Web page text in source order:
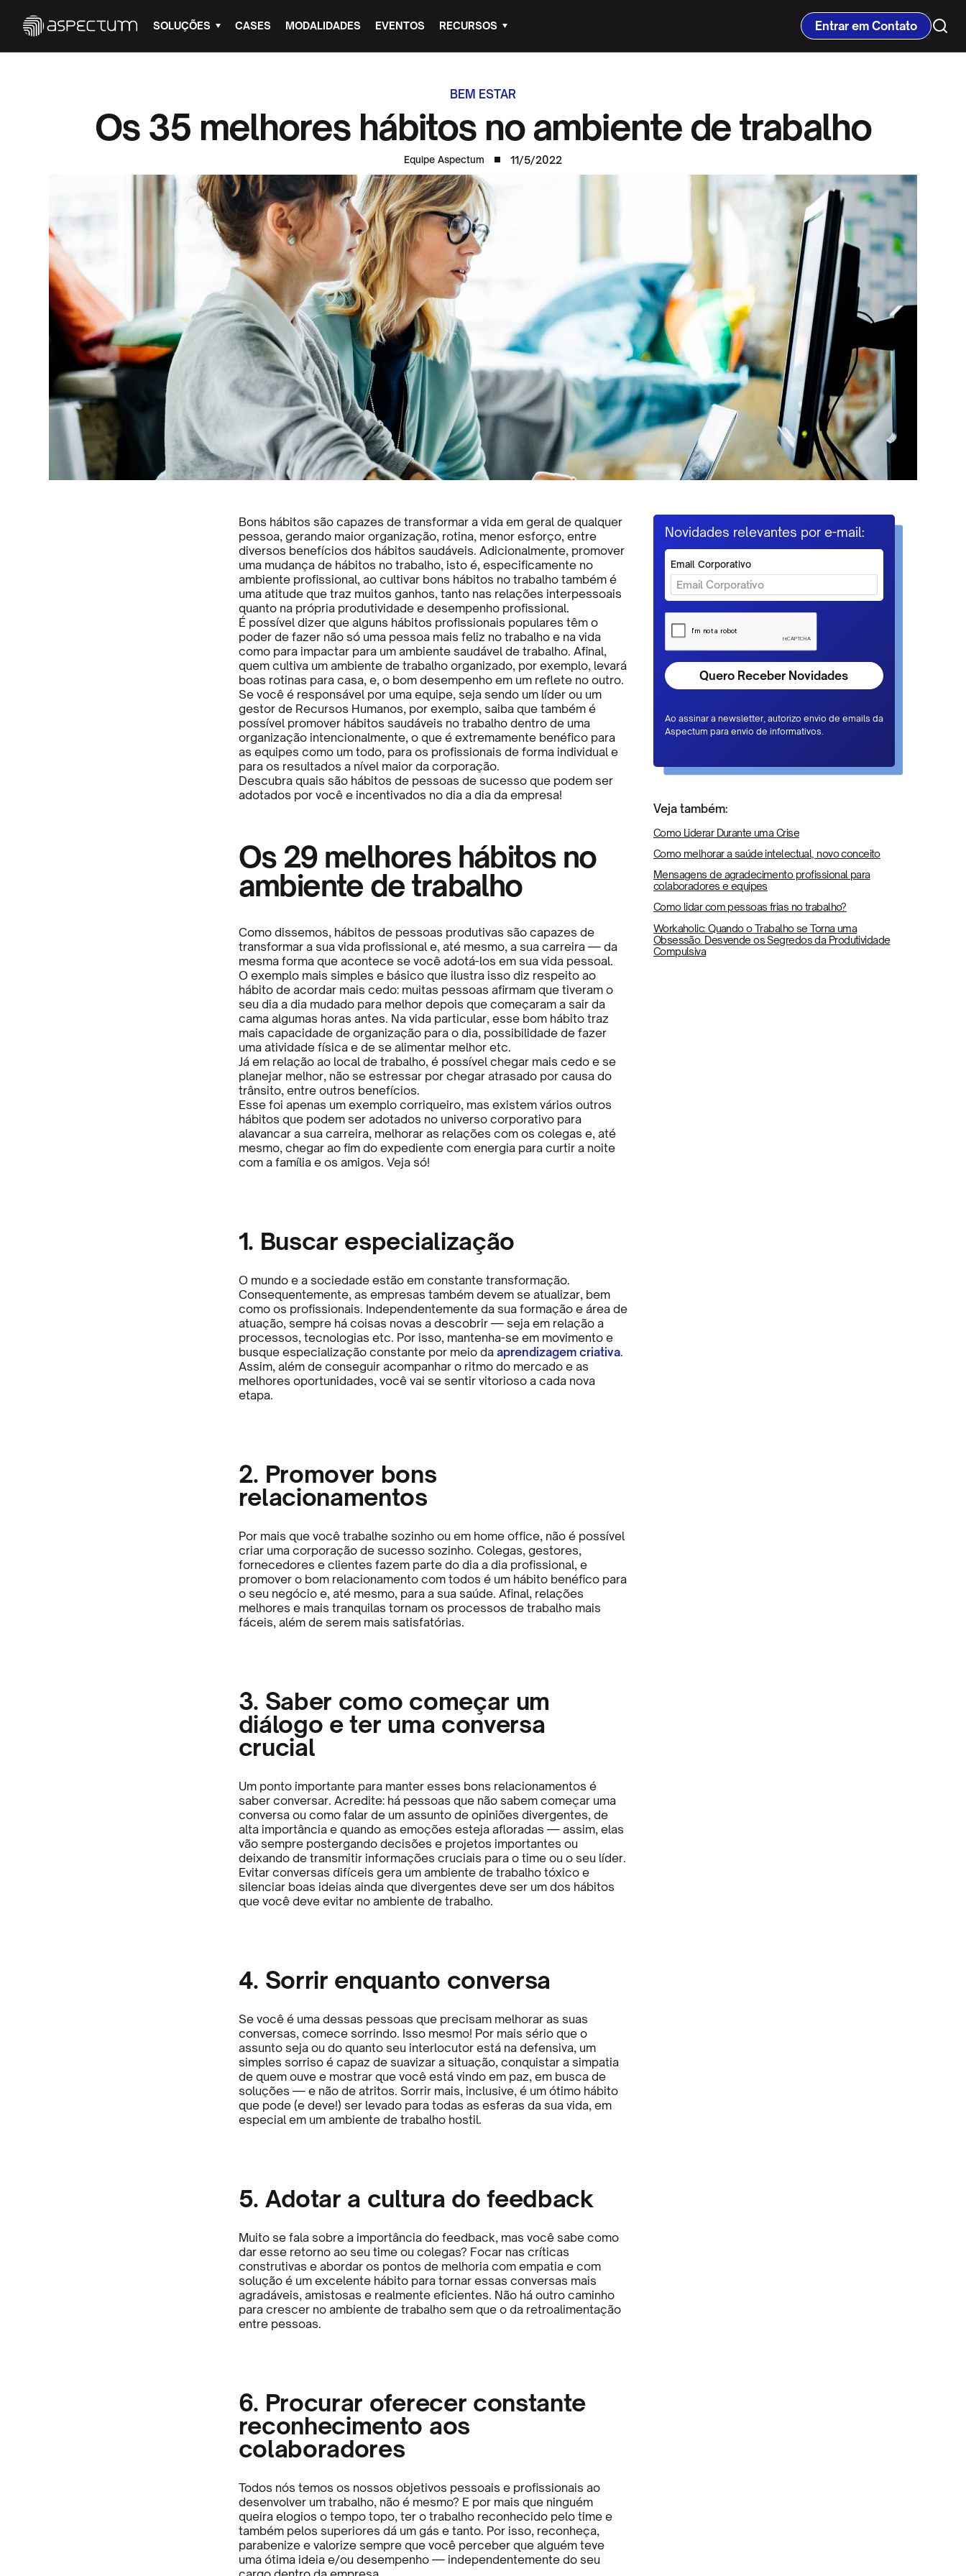
SOLUÇÕES CASES MODALIDADES EVENTOS RECURSOS Entrar em Contato
BEM ESTAR
Os 35 melhores hábitos no ambiente de trabalho
Equipe Aspectum 11/5/2022
Bons hábitos são capazes de transformar a vida em geral de qualquer
pessoa, gerando maior organização, rotina, menor esforço, entre
diversos benefícios dos hábitos saudáveis. Adicionalmente, promover
uma mudança de hábitos no trabalho, isto é, especificamente no
ambiente profissional, ao cultivar bons hábitos no trabalho também é
uma atitude que traz muitos ganhos, tanto nas relações interpessoais
quanto na própria produtividade e desempenho profissional.
É possível dizer que alguns hábitos profissionais populares têm o
poder de fazer não só uma pessoa mais feliz no trabalho e na vida
como para impactar para um ambiente saudável de trabalho. Afinal,
quem cultiva um ambiente de trabalho organizado, por exemplo, levará
boas rotinas para casa, e, o bom desempenho em um reflete no outro.
Se você é responsável por uma equipe, seja sendo um líder ou um
gestor de Recursos Humanos, por exemplo, saiba que também é
possível promover hábitos saudáveis no trabalho dentro de uma
organização intencionalmente, o que é extremamente benéfico para
as equipes como um todo, para os profissionais de forma individual e
para os resultados a nível maior da corporação.
Descubra quais são hábitos de pessoas de sucesso que podem ser
adotados por você e incentivados no dia a dia da empresa!
Os 29 melhores hábitos no
ambiente de trabalho
Como dissemos, hábitos de pessoas produtivas são capazes de
transformar a sua vida profissional e, até mesmo, a sua carreira — da
mesma forma que acontece se você adotá-los em sua vida pessoal.
O exemplo mais simples e básico que ilustra isso diz respeito ao
hábito de acordar mais cedo: muitas pessoas afirmam que tiveram o
seu dia a dia mudado para melhor depois que começaram a sair da
cama algumas horas antes. Na vida particular, esse bom hábito traz
mais capacidade de organização para o dia, possibilidade de fazer
uma atividade física e de se alimentar melhor etc.
Já em relação ao local de trabalho, é possível chegar mais cedo e se
planejar melhor, não se estressar por chegar atrasado por causa do
trânsito, entre outros benefícios.
Esse foi apenas um exemplo corriqueiro, mas existem vários outros
hábitos que podem ser adotados no universo corporativo para
alavancar a sua carreira, melhorar as relações com os colegas e, até
mesmo, chegar ao fim do expediente com energia para curtir a noite
com a família e os amigos. Veja só!
1. Buscar especialização
O mundo e a sociedade estão em constante transformação.
Consequentemente, as empresas também devem se atualizar, bem
como os profissionais. Independentemente da sua formação e área de
atuação, sempre há coisas novas a descobrir — seja em relação a
processos, tecnologias etc. Por isso, mantenha-se em movimento e
busque especialização constante por meio da aprendizagem criativa.
Assim, além de conseguir acompanhar o ritmo do mercado e as
melhores oportunidades, você vai se sentir vitorioso a cada nova
etapa.
2. Promover bons
relacionamentos
Por mais que você trabalhe sozinho ou em home office, não é possível
criar uma corporação de sucesso sozinho. Colegas, gestores,
fornecedores e clientes fazem parte do dia a dia profissional, e
promover o bom relacionamento com todos é um hábito benéfico para
o seu negócio e, até mesmo, para a sua saúde. Afinal, relações
melhores e mais tranquilas tornam os processos de trabalho mais
fáceis, além de serem mais satisfatórias.
3. Saber como começar um
diálogo e ter uma conversa
crucial
Um ponto importante para manter esses bons relacionamentos é
saber conversar. Acredite: há pessoas que não sabem começar uma
conversa ou como falar de um assunto de opiniões divergentes, de
alta importância e quando as emoções esteja afloradas — assim, elas
vão sempre postergando decisões e projetos importantes ou
deixando de transmitir informações cruciais para o time ou o seu líder.
Evitar conversas difíceis gera um ambiente de trabalho tóxico e
silenciar boas ideias ainda que divergentes deve ser um dos hábitos
que você deve evitar no ambiente de trabalho.
4. Sorrir enquanto conversa
Se você é uma dessas pessoas que precisam melhorar as suas
conversas, comece sorrindo. Isso mesmo! Por mais sério que o
assunto seja ou do quanto seu interlocutor está na defensiva, um
simples sorriso é capaz de suavizar a situação, conquistar a simpatia
de quem ouve e mostrar que você está vindo em paz, em busca de
soluções — e não de atritos. Sorrir mais, inclusive, é um ótimo hábito
que pode (e deve!) ser levado para todas as esferas da sua vida, em
especial em um ambiente de trabalho hostil.
5. Adotar a cultura do feedback
Muito se fala sobre a importância do feedback, mas você sabe como
dar esse retorno ao seu time ou colegas? Focar nas críticas
construtivas e abordar os pontos de melhoria com empatia e com
solução é um excelente hábito para tornar essas conversas mais
agradáveis, amistosas e realmente eficientes. Não há outro caminho
para crescer no ambiente de trabalho sem que o da retroalimentação
entre pessoas.
6. Procurar oferecer constante
reconhecimento aos
colaboradores
Todos nós temos os nossos objetivos pessoais e profissionais ao
desenvolver um trabalho, não é mesmo? E por mais que ninguém
queira elogios o tempo topo, ter o trabalho reconhecido pelo time e
também pelos superiores dá um gás e tanto. Por isso, reconheça,
parabenize e valorize sempre que você perceber que alguém teve
uma ótima ideia e/ou desempenho — independentemente do seu
Novidades relevantes por e-mail:
Email Corporativo
Ao assinar a newsletter, autorizo envio de emails da
Aspectum para envio de informativos.
Veja também:
Como Liderar Durante uma Crise
Como melhorar a saúde intelectual, novo conceito
Mensagens de agradecimento profissional para
colaboradores e equipes
Como lidar com pessoas frias no trabalho?
Workaholic: Quando o Trabalho se Torna uma
Obsessão. Desvende os Segredos da Produtividade
Compulsiva